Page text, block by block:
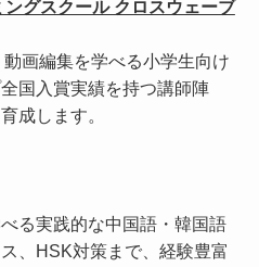
グスクール クロスウェーブ
画編集を学べる小学生向け
国入賞実績を持つ講師陣
成します。
る実践的な中国語・韓国語
、HSK対策まで、経験豊富